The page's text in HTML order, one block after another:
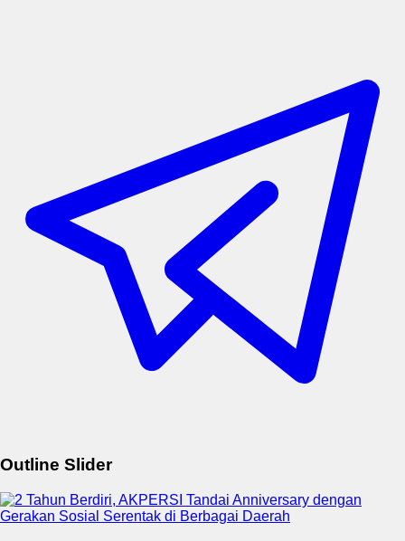
Outline Slider